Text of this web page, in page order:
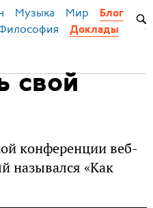
Музыка Мир Блог
Доклады
свой
конференции веб-
назывался «Как